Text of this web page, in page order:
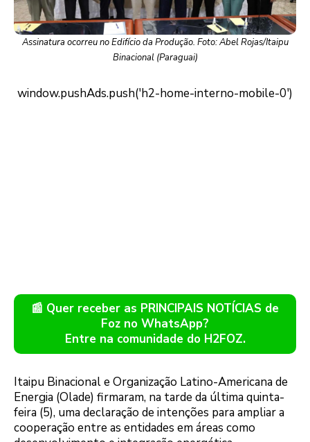
Assinatura ocorreu no Edifício da Produção. Foto: Abel Rojas/Itaipu
Binacional (Paraguai)
📰 Quer receber as PRINCIPAIS NOTÍCIAS de
Foz no WhatsApp?
Entre na comunidade do H2FOZ.
Itaipu Binacional e Organização Latino-Americana de
Energia (Olade) firmaram, na tarde da última quinta-
feira (5), uma declaração de intenções para ampliar a
cooperação entre as entidades em áreas como